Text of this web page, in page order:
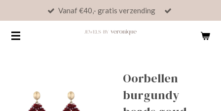
naar
Vanaf €40,- gratis verzending
Oorbellen
burgundy